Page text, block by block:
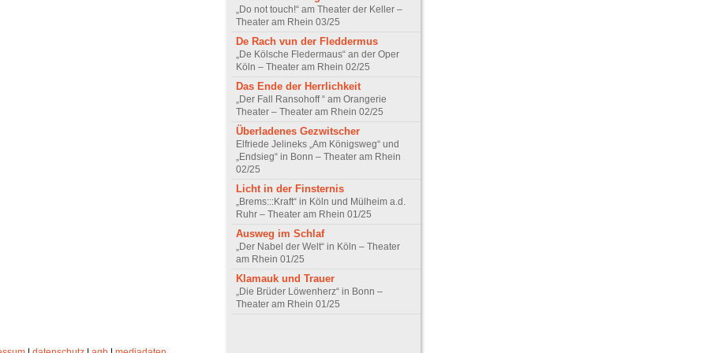
„Do not touch!“ am Theater der Keller –
Theater am Rhein 03/25
De Rach vun der Fleddermus
„De Kölsche Fledermaus“ an der Oper
Köln – Theater am Rhein 02/25
Das Ende der Herrlichkeit
„Der Fall Ransohoff “ am Orangerie
Theater – Theater am Rhein 02/25
Überladenes Gezwitscher
Elfriede Jelineks „Am Königsweg“ und
„Endsieg“ in Bonn – Theater am Rhein
02/25
Licht in der Finsternis
„Brems:::Kraft“ in Köln und Mülheim a.d.
Ruhr – Theater am Rhein 01/25
Ausweg im Schlaf
„Der Nabel der Welt“ in Köln – Theater
am Rhein 01/25
Klamauk und Trauer
„Die Brüder Löwenherz“ in Bonn –
Theater am Rhein 01/25